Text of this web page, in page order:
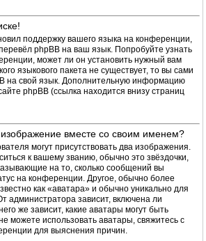
поддержку вашего языка на конференции,
phpBB на ваш язык. Попробуйте узнать
может ли он установить нужный вам
языкового пакета не существует, то вы сами
на свой язык. Дополнительную информацию
phpBB (ссылка находится внизу страниц
изображение вместе со своим именем?
могут присутствовать два изображения.
к вашему званию, обычно это звёздочки,
на то, сколько сообщений вы
на конференции. Другое, обычно более
как «аватара» и обычно уникально для
администратора зависит, включена ли
же зависит, какие аватары могут быть
можете использовать аватары, свяжитесь с
для выяснения причин.